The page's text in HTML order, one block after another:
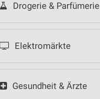
Drogerie & Parfümerie
Elektromärkte
Gesundheit & Ärzte